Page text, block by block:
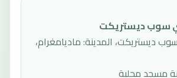
ي سوب ديستريكت
ديستريكت، المدينة: ماديامغرام،
مسجد محلية